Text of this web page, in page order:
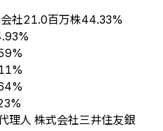
社21.0百万株44.33%
理人 株式会社三井住友銀